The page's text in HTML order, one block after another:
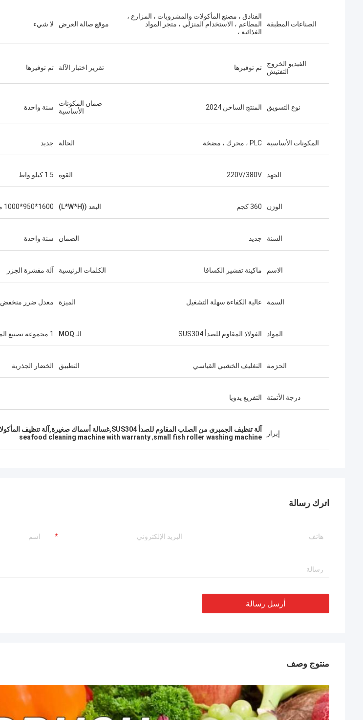
الصناعات المطبقة
الفنادق ، مصنع المأكولات والمشروبات ، المزارع ،
المطاعم ، الاستخدام المنزلي ، متجر المواد
الغذائية ،
موقع صالة العرض لا شيء
الفيديو الخروج
التفتيش
تم توفيرها تقرير اختبار الآلة تم توفيرها
نوع التسويق المنتج الساخن 2024
ضمان المكونات
الأساسية
سنة واحدة
المكونات الأساسية PLC ، محرك ، مضخة الحالة جديد
الجهد 220V/380V القوة 1.5 كيلو واط
الوزن 360 كجم البعد ((L*W*H) 1600*950*1000 مللي متر
السنة جديد الضمان سنة واحدة
الاسم ماكينة تقشير الكسافا الكلمات الرئيسية آلة مقشرة الجزر
السمة عالية الكفاءة سهلة التشغيل الميزة معدل ضرر منخفض
المواد الفولاذ المقاوم للصدأ SUS304 الـ MOQ 1 مجموعة تصنيع المعدات الأصلية
الحزمة التغليف الخشبي القياسي التطبيق الخضار الجذرية
درجة الأتمتة التفريغ يدويا
إبراز آلة تنظيف الجمبري من الصلب المقاوم للصدأ SUS304,غسالة أسماك صغيرة,آلة تنظيف المأكولات البحرية مع ضمان
small fish roller washing machine
,
seafood cleaning machine with warranty
اترك رسالة
أرسل رسالة
منتوج وصف